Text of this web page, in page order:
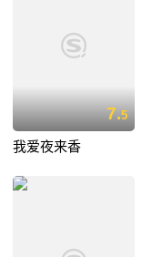
7.5
我爱夜来香